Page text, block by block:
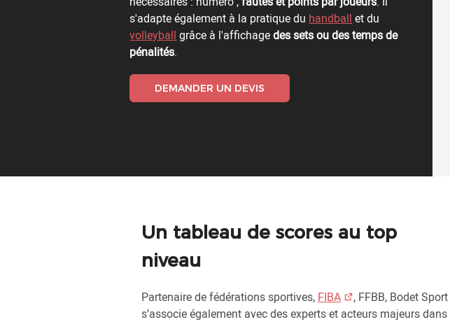
s'adapte également à la pratique du handball et du
volleyball grâce à l'affichagedes sets ou des temps de
pénalités.
DEMANDER UN DEVIS
Un tableau de scores au top
niveau
Partenaire de fédérations sportives, FIBA
, FFBB, Bodet Sport
s’associe également avec des experts et acteurs majeurs dans